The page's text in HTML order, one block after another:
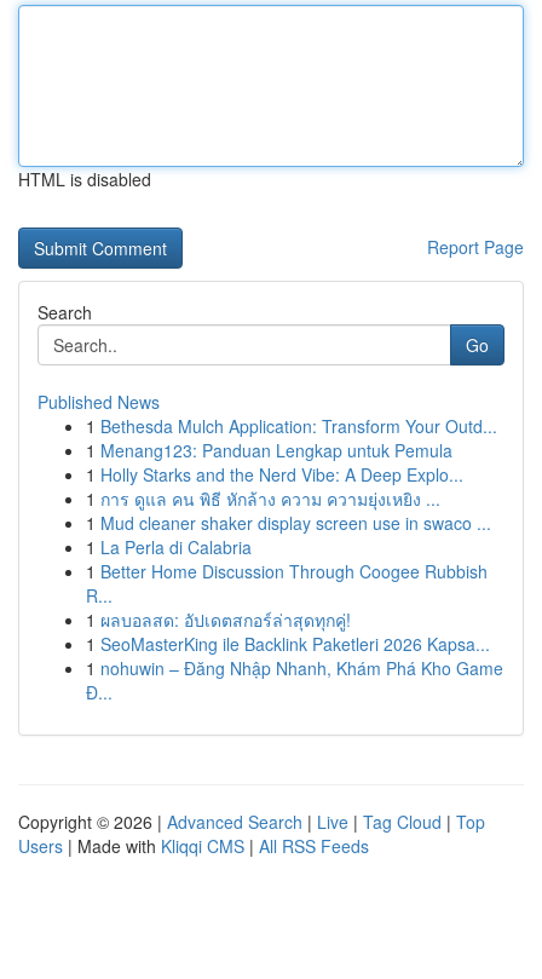
HTML is disabled
Report Page
Search
Go
Published News
1 Bethesda Mulch Application: Transform Your Outd...
1 Menang123: Panduan Lengkap untuk Pemula
1 Holly Starks and the Nerd Vibe: A Deep Explo...
1 การ ดูแล คน พิธี หักล้าง ความ ความยุ่งเหยิง ...
1 Mud cleaner shaker display screen use in swaco ...
1 La Perla di Calabria
1 Better Home Discussion Through Coogee Rubbish
R...
1 ผลบอลสด: อัปเดตสกอร์ล่าสุดทุกคู่!
1 SeoMasterKing ile Backlink Paketleri 2026 Kapsa...
1 nohuwin – Đăng Nhập Nhanh, Khám Phá Kho Game
Đ...
Copyright © 2026 | Advanced Search | Live | Tag Cloud | Top
Users | Made with Kliqqi CMS | All RSS Feeds